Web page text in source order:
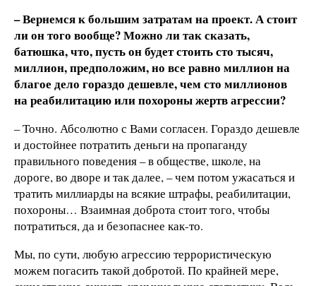
– Вернемся к большим затратам на проект. А стоит
ли он того вообще? Можно ли так сказать,
батюшка, что, пусть он будет стоить сто тысяч,
миллион, предположим, но все равно миллион на
благое дело гораздо дешевле, чем сто миллионов
на реабилитацию или похороны жертв агрессии?
– Точно. Абсолютно с Вами согласен. Гораздо дешевле
и достойнее потратить деньги на пропаганду
правильного поведения – в обществе, школе, на
дороге, во дворе и так далее, – чем потом ужасаться и
тратить миллиарды на всякие штрафы, реабилитации,
похороны… Взаимная доброта стоит того, чтобы
потратиться, да и безопаснее как-то.
Мы, по сути, любую агрессию террористическую
можем погасить такой добротой. По крайней мере,